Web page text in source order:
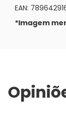
EAN:
*Imagem